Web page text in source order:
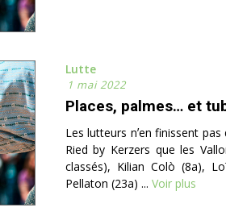
Lutte
1 mai 2022
Places, palmes… et
Les lutteurs nʼen finissent
Ried by Kerzers que les
classés), Kilian Colò (8a),
Pellaton (23a) ... Voir plus